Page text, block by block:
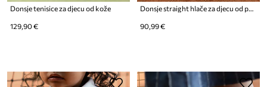
Donsje tenisice za djecu od kože
129,90 €
Donsje straight hlače za djecu od pamuka
90,99 €